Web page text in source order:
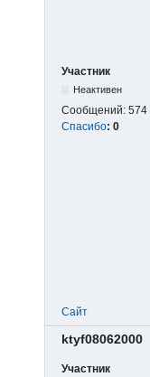
Участник
Неактивен
Сообщений: 574
Спасибо: 0
Сайт
ktyf08062000
Участник